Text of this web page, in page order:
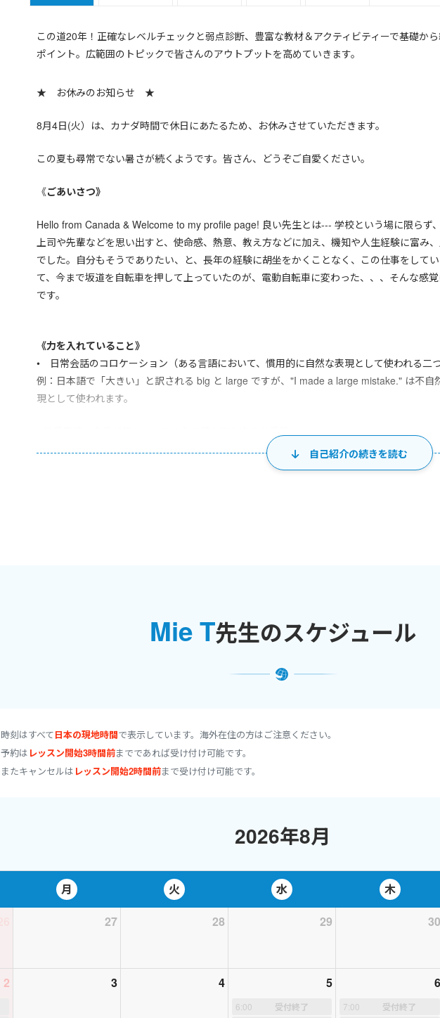
この道20年！正確なレベルチェックと弱点診断、豊富な教材＆アクティビティーで基礎か
ポイント。広範囲のトピックで皆さんのアウトプットを高めていきます。
★ お休みのお知らせ ★
8月4日(火）は、カナダ時間で休日にあたるため、お休みさせていただきます。
この夏も尋常でない暑さが続くようです。皆さん、どうぞご自愛ください。
《ごあいさつ》
Hello from Canada & Welcome to my profile page! 良い先生とは--- 学校という場に限らず
上司や先輩などを思い出すと、使命感、熱意、教え方などに加え、機知や人生経験に富み
でした。自分もそうでありたい、と、長年の経験に胡坐をかくことなく、この仕事をして
て、今まで坂道を自転車を押して上っていたのが、電動自転車に変わった、、、そんな感
です。
《力を入れていること》
• 日常会話のコロケーション（ある言語において、慣用的に自然な表現として使われる二
例：日本語で「大きい」と訳される big と large ですが、"I made a large mistake." は不
現として使われます。
• 単語間のリンキング、文章と会話全体のイントネーションの練習。
ます。週２回の受講で大体９か月です。他の勉強の機会（教科書やアプリで自習、仕事や
ど）を足し、全体で英語にふれている時間はどれくらいか、それによって、進度も変わって
時間の幅で考えると、「3か月経っても、上手くなっている感じがしない、、、。」と、く
※ 通常、月曜定休、日曜不定休です。
- Teaching English to Young Learners コース修了（カナダの認定。日本の「小学校指導者
実践学）
- 日本語教師養成講座(420時間相当)コース修了⇒母国語の発音や文法を理論的に学んだこ
の個人レッスンもしています。
英会話＆学習塾 ７年、個人レッスン 13年（ワールドトークにて10年）
自己紹介の続きを読む
Mie T先生のスケジュール
時刻はすべて日本の現地時間で表示しています。海外在住の方はご注意ください。
予約は レッスン開始3時間前までであれば受け付け可能です。
またキャンセルは レッスン開始2時間前まで受け付け可能です。
2026年8月
月 火 水 木
27 28 29 30
2 3 4 5
6:00 受付終了
6
7:00 受付終了